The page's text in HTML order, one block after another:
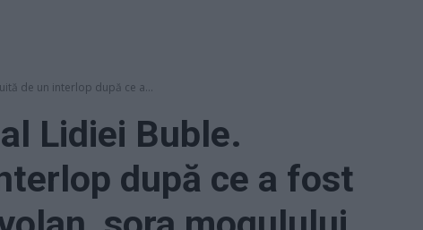
de un interlop după ce a...
Lidiei Buble.
după ce a fost